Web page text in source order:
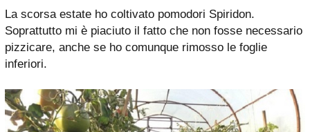
La scorsa estate ho coltivato pomodori Spiridon.
Soprattutto mi è piaciuto il fatto che non fosse necessario
pizzicare, anche se ho comunque rimosso le foglie
inferiori.